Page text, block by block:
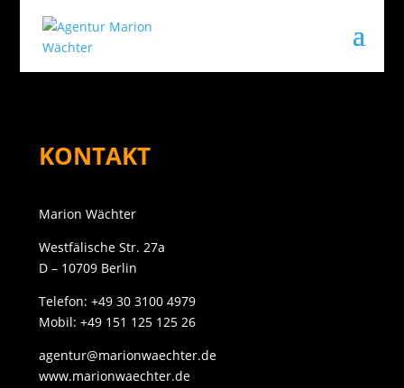
KONTAKT
Marion Wächter
Westfälische Str. 27a
D – 10709 Berlin
Telefon: +49 30 3100 4979
Mobil: +49 151 125 125 26
agentur@marionwaechter.de
www.marionwaechter.de